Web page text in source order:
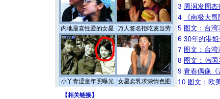
内地最喜性爱的女星 万人签名拒吃麦当劳
小丫青涩童年照曝光 女星卖乳求荣情色图
3 周润发周
4
《南极大
5 图文：台
6 30年的港
7 图文：台
8 图文：韩
9 青春偶像《
10 图文：欧
【相关链接】